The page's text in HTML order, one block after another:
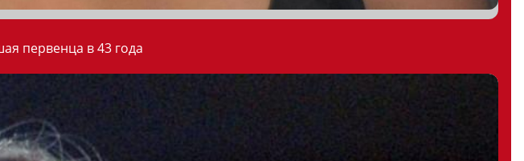
первенца в 43 года